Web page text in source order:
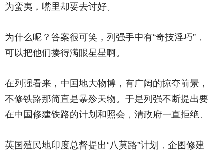
为蛮夷，嘴里却要去讨好。
为什么呢？答案很可笑，列强手中有“奇技淫巧”，
可以把他们揍得满眼星星啊。
在列强看来，中国地大物博，有广阔的掠夺前景，
不修铁路那简直是暴殄天物。于是列强不断提出要
在中国修建铁路的计划和照会，清政府一直拒绝。
英国殖民地印度总督提出“八莫路”计划，企图修建